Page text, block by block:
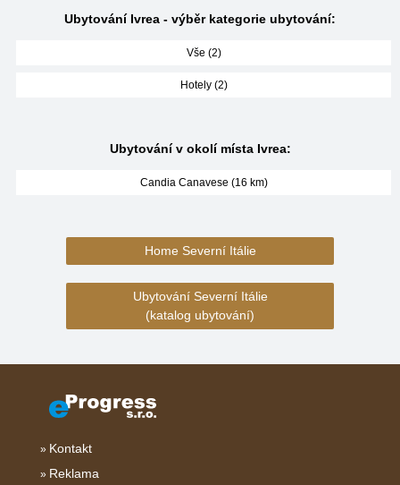
Ubytování Ivrea - výběr kategorie ubytování:
Vše (2)
Hotely (2)
Ubytování v okolí místa Ivrea:
Candia Canavese (16 km)
Home Severní Itálie
Ubytování Severní Itálie
(katalog ubytování)
Kontakt
Reklama